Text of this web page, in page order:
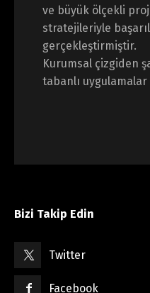
Agricultural Market
Research
Donec porta tortor
ve büyük ölçekli
stratejileriyle
gerçekleştirmiştir.
Kurumsal çizgiden
tabanlı
Bizi Takip Edin
Twitter
Facebook